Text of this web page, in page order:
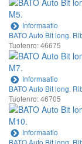
Informaatio
BATO Auto Bit long.
Tuotenro: 46675
Informaatio
BATO Auto Bit long.
Tuotenro: 46705
Informaatio